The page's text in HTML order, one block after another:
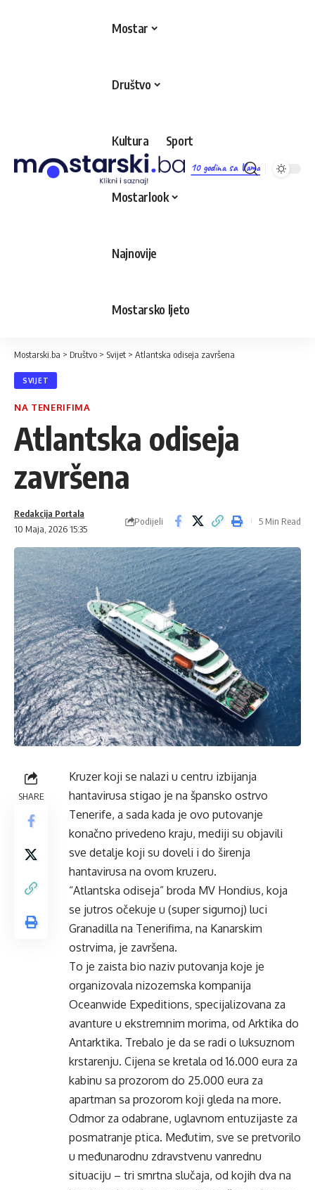
10 godina sa Vama
Mostar
Društvo
Kultura Sport
Mostarlook
Najnovije
Mostarsko ljeto
Mostarski.ba > Društvo > Svijet > Atlantska odiseja završena
SVIJET
NA TENERIFIMA
Atlantska odiseja
završena
10 Maja, 2026 15:35
Redakcija Portala
Podijeli 5 Min Read
SHARE
Kruzer koji se nalazi u centru izbijanja
hantavirusa stigao je na špansko ostrvo
Tenerife, a sada kada je ovo putovanje
konačno privedeno kraju, mediji su objavili
sve detalje koji su doveli i do širenja
hantavirusa na ovom kruzeru.
“Atlantska odiseja” broda MV Hondius, koja
se jutros očekuje u (super sigurnoj) luci
Granadilla na Tenerifima, na Kanarskim
ostrvima, je završena.
To je zaista bio naziv putovanja koje je
organizovala nizozemska kompanija
Oceanwide Expeditions, specijalizovana za
avanture u ekstremnim morima, od Arktika do
Antarktika. Trebalo je da se radi o luksuznom
krstarenju. Cijena se kretala od 16.000 eura za
kabinu sa prozorom do 25.000 eura za
apartman sa prozorom koji gleda na more.
Odmor za odabrane, uglavnom entuzijaste za
posmatranje ptica. Međutim, sve se pretvorilo
u međunarodnu zdravstvenu vanrednu
situaciju – tri smrtna slučaja, od kojih dva na